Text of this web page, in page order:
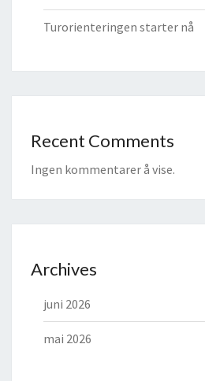
Turorienteringen starter nå
Recent Comments
Ingen kommentarer å vise.
Archives
juni 2026
mai 2026